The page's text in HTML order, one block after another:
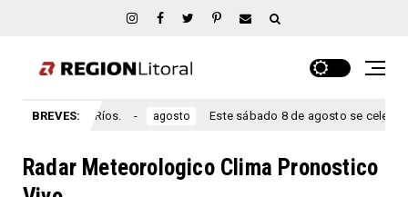
BREVES:
Entre Ríos. agosto Este sábado 8 de agosto se celebra el
Radar Meteorologico Clima Pronostico